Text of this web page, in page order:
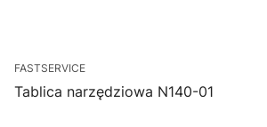
FASTSERVICE
Tablica narzędziowa N140-01